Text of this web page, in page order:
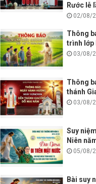
Rước lễ
02/08/
Thông
trình lớp
03/08/
Thông
thánh
03/08/
Suy
Niên
05/08/
Bài suy